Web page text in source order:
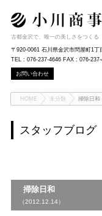
古都金沢で、唯一の美しさをつくる
〒920-0061 石川県金沢市問屋町1丁
TEL : 076-237-4646 FAX : 076-237-
お問い合わせ
HOME 未分類 掃除日和
スタッフブログ
掃除日和
（2012.12.14）